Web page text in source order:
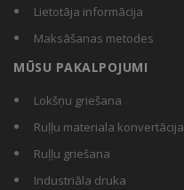
Lietotāja informācija
Maksāšanas metodes
MŪSU PAKALPOJUMI
Lokšņu griešana
Ruļļu materiala konvertācija
Ruļļu griešana
Industriāla druka